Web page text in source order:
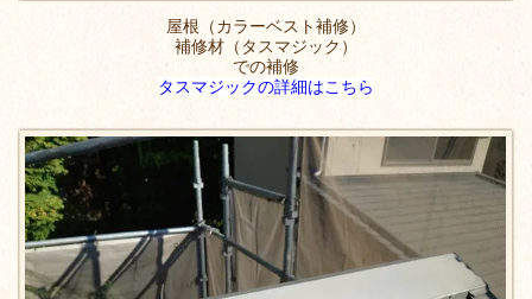
屋根（カラーベスト補修）
補修材（タスマジック）
での補修
タスマジックの詳細はこちら